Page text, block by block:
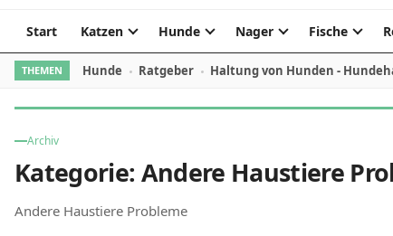
Start Katzen Hunde Nager Fische
THEMEN Hunde Ratgeber Haltung von Hunden -
Archiv
Kategorie: Andere Haustiere
Andere Haustiere Probleme